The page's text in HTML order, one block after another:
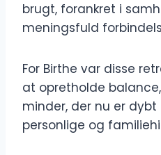
brugt, forankret i
meningsfuld
For Birthe var disse
at opretholde
minder, der nu er
personlige og